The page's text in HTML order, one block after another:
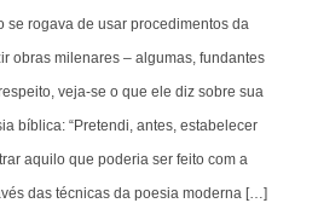
se rogava de usar procedimentos da
obras milenares – algumas, fundantes
veja-se o que ele diz sobre sua
bíblica: “Pretendi, antes, estabelecer
aquilo que poderia ser feito com a
das técnicas da poesia moderna […]